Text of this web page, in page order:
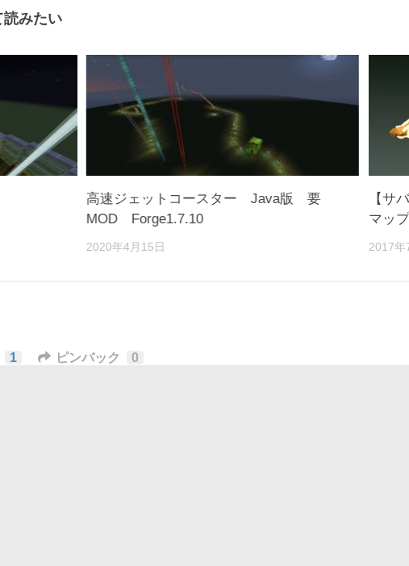
みたい
高速ジェットコースター Java版 要
MOD Forge1.7.10
2020年4月15日
【サ
マッ
2017年
1 ピンバック 0